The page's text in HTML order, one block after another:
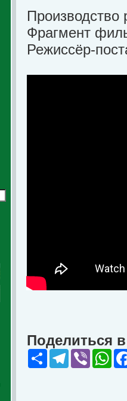
Фрагмент
Режиссёр-
Поделиться
Share Telegram
Viber